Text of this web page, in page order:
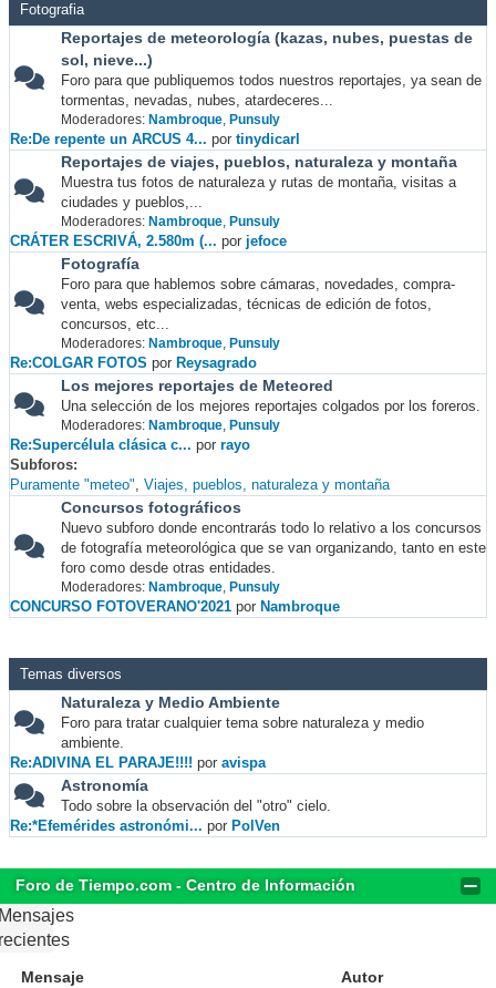
Fotografia
Reportajes de meteorología (kazas, nubes, puestas de
sol, nieve...)
Foro para que publiquemos todos nuestros reportajes, ya sean de
tormentas, nevadas, nubes, atardeceres...
Moderadores: Nambroque, Punsuly
Re:De repente un ARCUS 4... por tinydicarl
Reportajes de viajes, pueblos, naturaleza y montaña
Muestra tus fotos de naturaleza y rutas de montaña, visitas a
ciudades y pueblos,...
Moderadores: Nambroque, Punsuly
CRÁTER ESCRIVÁ, 2.580m (... por jefoce
Fotografía
Foro para que hablemos sobre cámaras, novedades, compra-
venta, webs especializadas, técnicas de edición de fotos,
concursos, etc...
Moderadores: Nambroque, Punsuly
Re:COLGAR FOTOS por Reysagrado
Los mejores reportajes de Meteored
Una selección de los mejores reportajes colgados por los foreros.
Moderadores: Nambroque, Punsuly
Re:Supercélula clásica c... por rayo
Subforos
Puramente "meteo" Viajes, pueblos, naturaleza y montaña
Concursos fotográficos
Nuevo subforo donde encontrarás todo lo relativo a los concursos
de fotografía meteorológica que se van organizando, tanto en este
foro como desde otras entidades.
Moderadores: Nambroque, Punsuly
CONCURSO FOTOVERANO'2021 por Nambroque
Temas diversos
Naturaleza y Medio Ambiente
Foro para tratar cualquier tema sobre naturaleza y medio
ambiente.
Re:ADIVINA EL PARAJE!!!! por avispa
Astronomía
Todo sobre la observación del "otro" cielo.
Re:*Efemérides astronómi... por PolVen
Foro de Tiempo.com - Centro de Información
Mensaje Autor